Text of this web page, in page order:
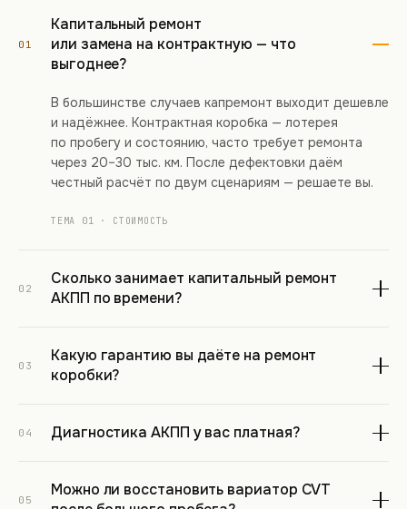
01
Капитальный ремонт
или замена на контрактную — что
выгоднее?
В большинстве случаев капремонт выходит дешевле
и надёжнее. Контрактная коробка — лотерея
по пробегу и состоянию, часто требует ремонта
через 20–30 тыс. км. После дефектовки даём
честный расчёт по двум сценариям — решаете вы.
ТЕМА 01 · СТОИМОСТЬ
02
Сколько занимает капитальный ремонт
АКПП по времени?
с момента дефектовки. Срочные случаи закрываем
за 2 дня с доплатой. Срок зависит от наличия
03
Какую гарантию вы даёте на ремонт
коробки?
ограничений по пробегу. Условия фиксируются
ТЕМА 03 · ГАРАНТИЯ
04 Диагностика АКПП у вас платная?
при условии последующего ремонта у нас. Снятие
05
Можно ли восстановить вариатор CVT